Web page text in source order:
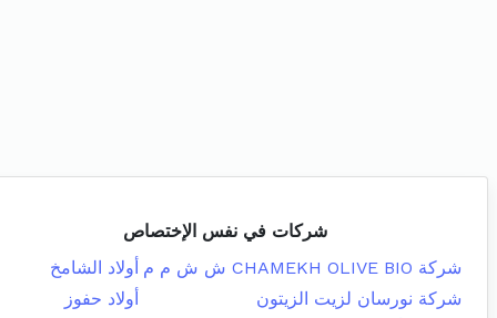
شركات في نفس الإختصاص
شركة CHAMEKH OLIVE BIO ش ش م م
أولاد الشامخ
شركة نورسان لزيت الزيتون
أولاد حفوز